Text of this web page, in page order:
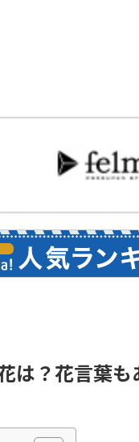
は？花言葉も